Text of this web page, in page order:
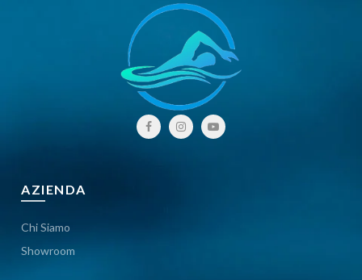
AZIENDA
Chi Siamo
Showroom